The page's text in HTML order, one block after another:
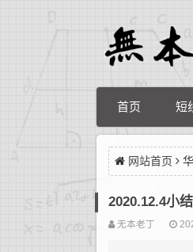
首页 短
网站首页
2020.12.4小
无本老丁